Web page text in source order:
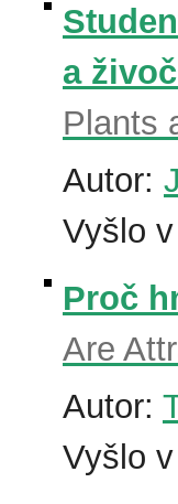
a
Plants
Autor:
Vyšlo
Proč
Are
Autor:
Vyšlo